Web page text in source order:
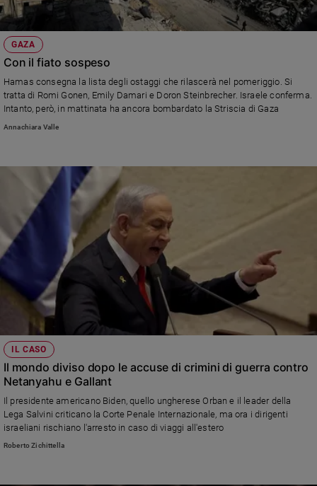
GAZA
Con il fiato sospeso
Hamas consegna la lista degli ostaggi che rilascerà nel pomeriggio. Si
tratta di Romi Gonen, Emily Damari e Doron Steinbrecher. Israele conferma.
Intanto, però, in mattinata ha ancora bombardato la Striscia di Gaza
Annachiara Valle
IL CASO
Il mondo diviso dopo le accuse di crimini di guerra contro
Netanyahu e Gallant
Il presidente americano Biden, quello ungherese Orban e il leader della
Lega Salvini criticano la Corte Penale Internazionale, ma ora i dirigenti
israeliani rischiano l'arresto in caso di viaggi all'estero
Roberto Zichittella